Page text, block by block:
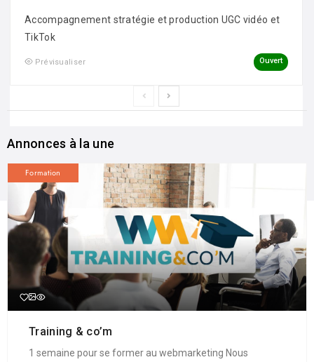
Accompagnement stratégie et production UGC vidéo et
TikTok
Prévisualiser Ouvert
Annonces à la une
Formation
Training & co’m
1 semaine pour se former au webmarketing Nous